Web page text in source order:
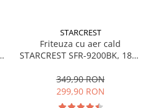
STARCREST
Friteuza cu aer cald
STARCREST SFR-9200BK, 1800
Termostat 80 - 200 °C, 8
programe predefinite, Negru
349,90 RON
299,90 RON